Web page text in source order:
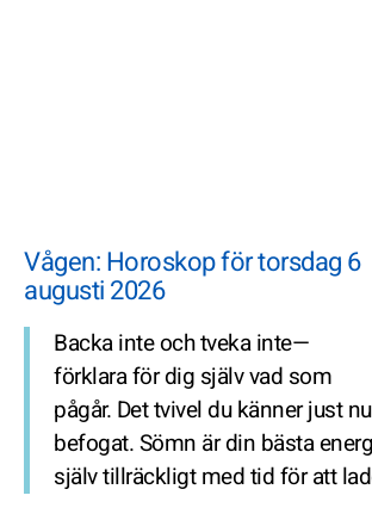
Vågen: Horoskop för torsdag 6
augusti 2026
Backa inte och tveka inte—
förklara för dig själv vad som
pågår. Det tvivel du känner just
befogat. Sömn är din bästa
själv tillräckligt med tid för att